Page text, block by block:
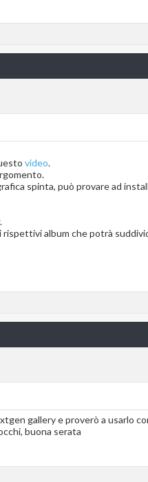
video.
spinta, può provare ad
.
album che potrà
gallery e proverò a usarlo
buona serata